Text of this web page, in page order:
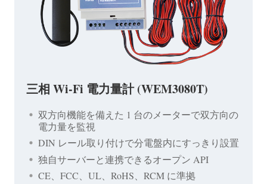
三相 Wi-Fi 電力量計 (WEM3080T)
双方向機能を備えた 1 台のメーターで双方向の
電力量を監視
DIN レール取り付けで分電盤内にすっきり設置
独自サーバーと連携できるオープン API
CE、FCC、UL、RoHS、RCM に準拠